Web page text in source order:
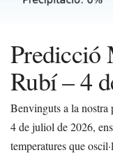
Predicció
Rubí – 4
Benvinguts a la
4 de juliol de 2026,
temperatures que